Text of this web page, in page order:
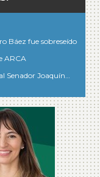
Báez fue sobreseído
ARCA
Senador Joaquín…